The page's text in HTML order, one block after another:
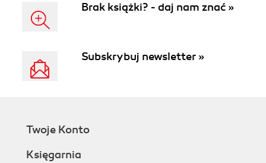
Brak książki? - daj nam znać »
Subskrybuj newsletter »
Twoje Konto
Księgarnia